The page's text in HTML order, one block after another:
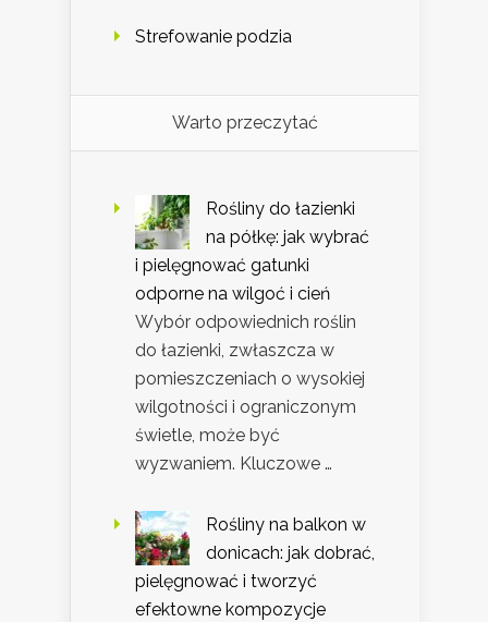
Strefowanie podzia
Warto przeczytać
Rośliny do łazienki
na półkę: jak wybrać
i pielęgnować gatunki
odporne na wilgoć i cień
Wybór odpowiednich roślin
do łazienki, zwłaszcza w
pomieszczeniach o wysokiej
wilgotności i ograniczonym
świetle, może być
wyzwaniem. Kluczowe …
Rośliny na balkon w
donicach: jak dobrać,
pielęgnować i tworzyć
efektowne kompozycje